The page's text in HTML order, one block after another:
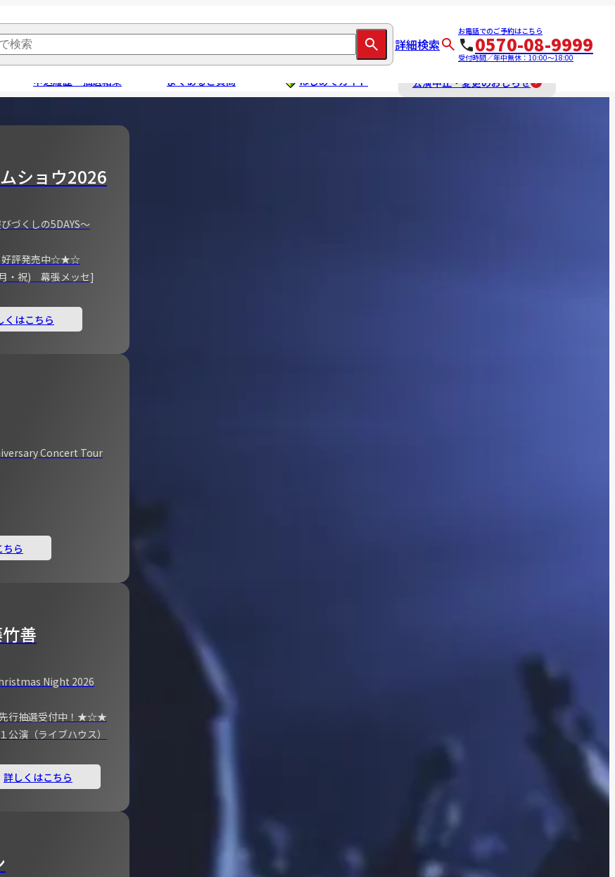
詳細検索
お電話でのご予約はこちら
0570-08-9999
受付時間／年中無休：10:00～18:00
申込履歴・抽選結果 よくあるご質問 はじめてガイド 公演中止・変更のおしらせ
ショウ2026
づくしの5DAYS～
評発売中☆★☆
・祝) 幕張メッセ]
くはこちら
Concert Tour
ら
善
Night 2026
抽選受付中！★☆★
公演（ライブハウス）
詳しくはこちら